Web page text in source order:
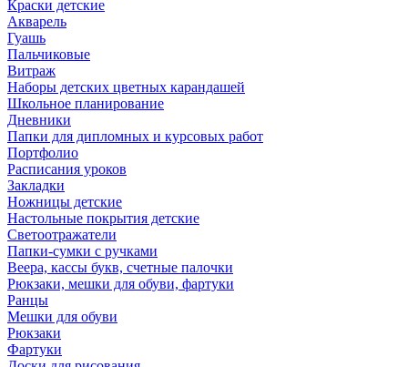
Краски детские
Акварель
Гуашь
Пальчиковые
Витраж
Наборы детских цветных карандашей
Школьное планирование
Дневники
Папки для дипломных и курсовых работ
Портфолио
Расписания уроков
Закладки
Ножницы детские
Настольные покрытия детские
Светоотражатели
Папки-сумки с ручками
Веера, кассы букв, счетные палочки
Рюкзаки, мешки для обуви, фартуки
Ранцы
Мешки для обуви
Рюкзаки
Фартуки